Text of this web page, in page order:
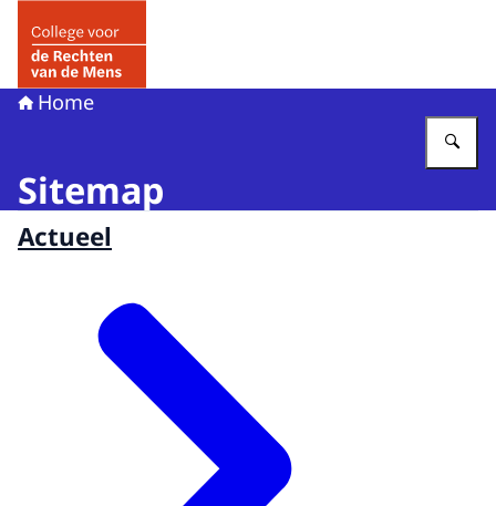
Home
Sitemap
Actueel